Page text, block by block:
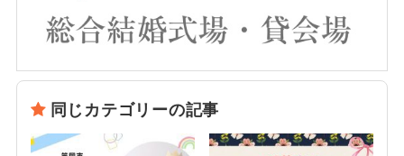
同じカテゴリーの記事